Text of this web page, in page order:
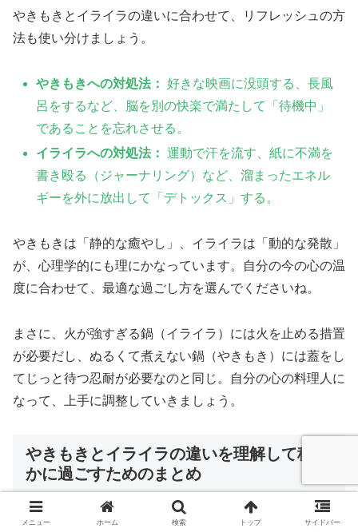
やきもきとイライラの違いに合わせて、リフレッシュの方
法も使い分けましょう。
やきもきへの対処法： 好きな映画に没頭する、長風
呂をするなど、脳を別の快楽で満たして「待機中」
であることを忘れさせる。
イライラへの対処法： 運動で汗を流す、紙に不満を
書き殴る（ジャーナリング）など、溜まったエネル
ギーを外に放出して「デトックス」する。
やきもきは「静的な癒やし」、イライラは「動的な発散」
が、心理学的にも理にかなっています。自分の今の心の温
度に合わせて、最適な過ごし方を選んでくださいね。
まさに、火が強すぎる鍋（イライラ）には火を止める措置
が必要だし、ぬるくて煮えない鍋（やきもき）には蓋をし
てじっと待つ忍耐が必要なのと同じ。自分の心の料理人に
なって、上手に調整していきましょう。
やきもきとイライラの違いを理解して穏や
かに過ごすためのまとめ
メニュー ホーム 検索 トップ サイドバー